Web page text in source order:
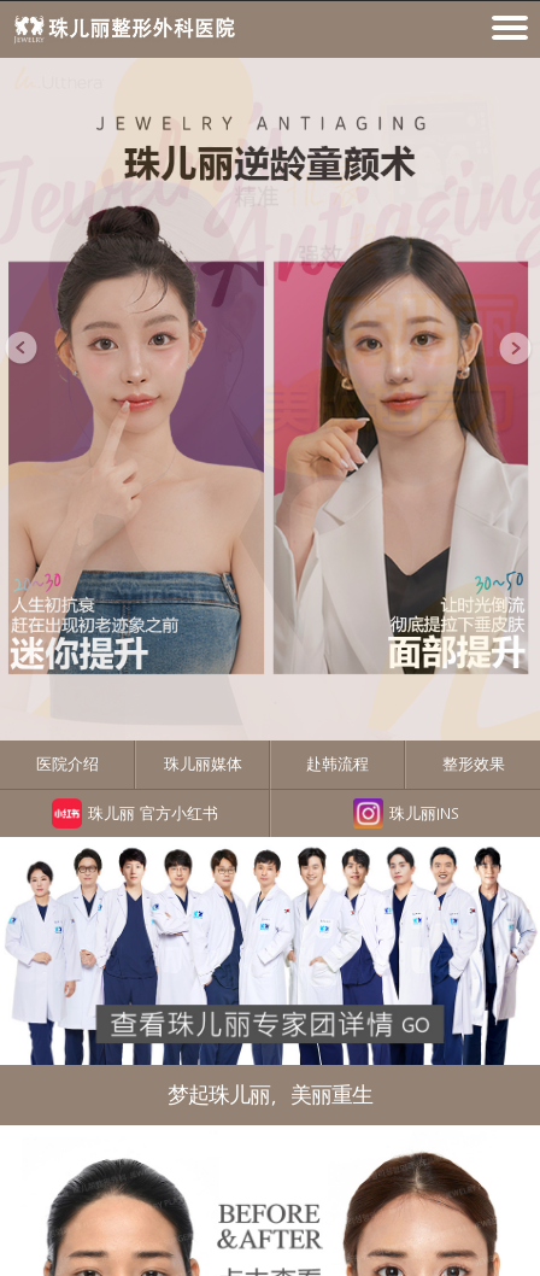
医院介绍 珠儿丽媒体 赴韩流程 整形效果
珠儿丽 官方小红书 珠儿丽INS
梦起珠儿丽，美丽重生